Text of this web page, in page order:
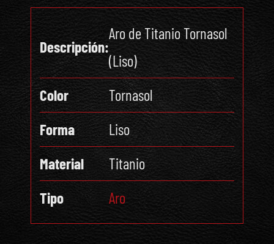
Descripción:
Aro de Titanio Tornasol
(Liso)
Color
Tornasol
Forma
Liso
Material
Titanio
Tipo
Aro